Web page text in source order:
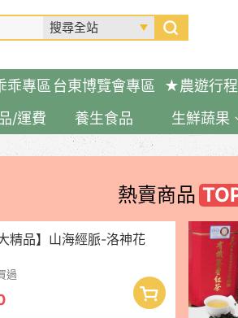
乖專區 台東博覽會專區 ★農遊行程
/運費 養生食品 生鮮蔬果
熱賣商品
精品】山海經脈-洛神花
過